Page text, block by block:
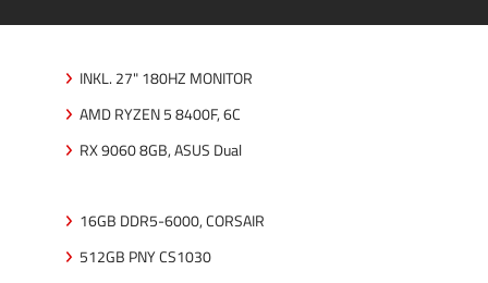
INKL. 27" 180HZ MONITOR
AMD RYZEN 5 8400F, 6C
RX 9060 8GB, ASUS Dual
16GB DDR5-6000, CORSAIR
512GB PNY CS1030